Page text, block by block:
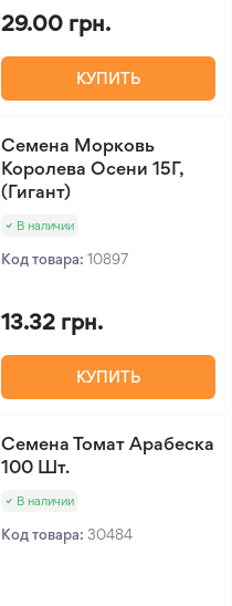
29.00 грн.
КУПИТЬ
Семена Морковь
Королева Осени 15Г,
(Гигант)
В наличии
Код товара: 10897
13.32 грн.
КУПИТЬ
Семена Томат Арабеска
100 Шт.
В наличии
Код товара: 30484